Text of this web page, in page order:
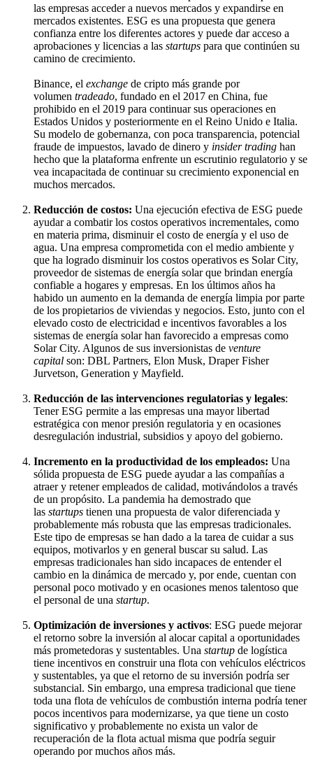
las empresas acceder a nuevos mercados y expandirse en
mercados existentes. ESG es una propuesta que genera
confianza entre los diferentes actores y puede dar acceso a
aprobaciones y licencias a las startups para que continúen su
camino de crecimiento.
Binance, el exchange de cripto más grande por
volumen tradeado, fundado en el 2017 en China, fue
prohibido en el 2019 para continuar sus operaciones en
Estados Unidos y posteriormente en el Reino Unido e Italia.
Su modelo de gobernanza, con poca transparencia, potencial
fraude de impuestos, lavado de dinero y insider trading han
hecho que la plataforma enfrente un escrutinio regulatorio y se
vea incapacitada de continuar su crecimiento exponencial en
muchos mercados.
Reducción de costos: Una ejecución efectiva de ESG puede
ayudar a combatir los costos operativos incrementales, como
en materia prima, disminuir el costo de energía y el uso de
agua. Una empresa comprometida con el medio ambiente y
que ha logrado disminuir los costos operativos es Solar City,
proveedor de sistemas de energía solar que brindan energía
confiable a hogares y empresas. En los últimos años ha
habido un aumento en la demanda de energía limpia por parte
de los propietarios de viviendas y negocios. Esto, junto con el
elevado costo de electricidad e incentivos favorables a los
sistemas de energía solar han favorecido a empresas como
Solar City. Algunos de sus inversionistas de venture
capital son: DBL Partners, Elon Musk, Draper Fisher
Jurvetson, Generation y Mayfield.
Reducción de las intervenciones regulatorias y legales:
Tener ESG permite a las empresas una mayor libertad
estratégica con menor presión regulatoria y en ocasiones
desregulación industrial, subsidios y apoyo del gobierno.
Incremento en la productividad de los empleados: Una
sólida propuesta de ESG puede ayudar a las compañías a
atraer y retener empleados de calidad, motivándolos a través
de un propósito. La pandemia ha demostrado que
las startups tienen una propuesta de valor diferenciada y
probablemente más robusta que las empresas tradicionales.
Este tipo de empresas se han dado a la tarea de cuidar a sus
equipos, motivarlos y en general buscar su salud. Las
empresas tradicionales han sido incapaces de entender el
cambio en la dinámica de mercado y, por ende, cuentan con
personal poco motivado y en ocasiones menos talentoso que
el personal de una startup.
Optimización de inversiones y activos: ESG puede mejorar
el retorno sobre la inversión al alocar capital a oportunidades
más prometedoras y sustentables. Una startup de logística
tiene incentivos en construir una flota con vehículos eléctricos
y sustentables, ya que el retorno de su inversión podría ser
substancial. Sin embargo, una empresa tradicional que tiene
toda una flota de vehículos de combustión interna podría tener
pocos incentivos para modernizarse, ya que tiene un costo
significativo y probablemente no exista un valor de
recuperación de la flota actual misma que podría seguir
operando por muchos años más.